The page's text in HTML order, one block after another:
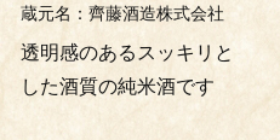
蔵元名：齊藤酒造株式会社
透明感のあるスッキリと
した酒質の純米酒です